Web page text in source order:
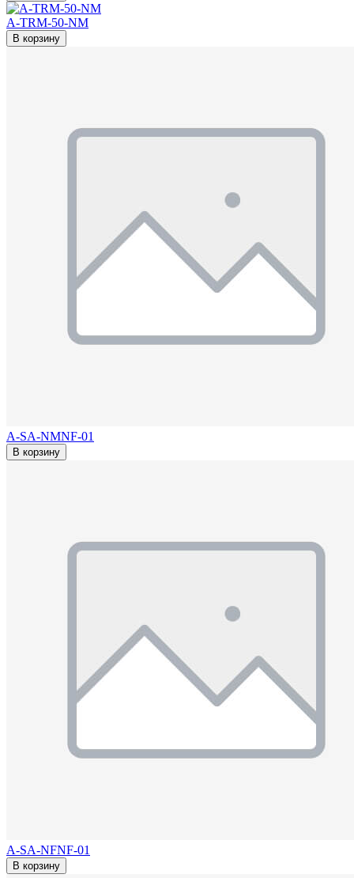
A-TRM-50-NM
В корзину
A-SA-NMNF-01
В корзину
A-SA-NFNF-01
В корзину